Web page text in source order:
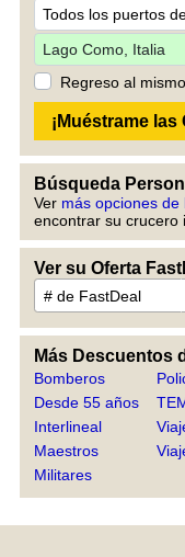
Regreso al
Búsqueda
Ver más opciones de
encontrar su crucero
Ver su Oferta
Más Descuentos
Bomberos
Desde 55 años
Interlineal
Maestros
Militares